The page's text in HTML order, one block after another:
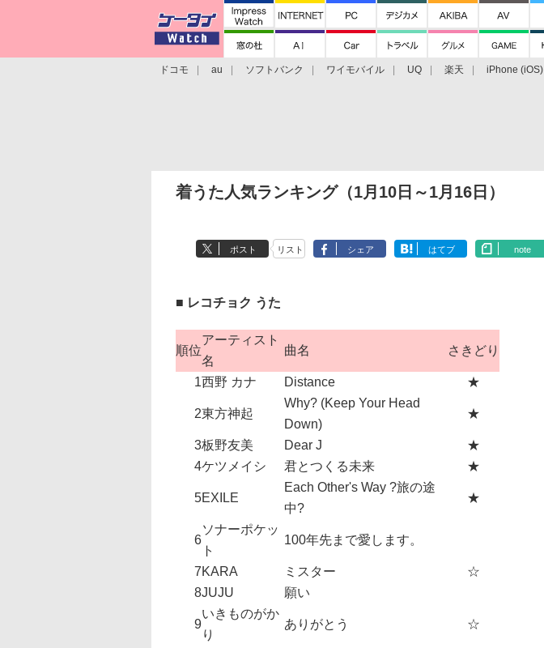
ドコモ au ソフトバンク ワイモバイル UQ 楽天 iPhone (iOS)
着うた人気ランキング（1月10日～1月16日）
ポスト リスト シェア はてブ note
■ レコチョク うた
順位
アーティスト
名
曲名 さきどり
1西野 カナ Distance ★
2東方神起
Why? (Keep Your Head
Down)
★
3板野友美 Dear J
★
4ケツメイシ 君とつくる未来 ★
5EXILE
Each Other's Way ?旅の途
中?
★
6
ソナーポケッ
ト
100年先まで愛します。
7KARA ミスター
☆
8JUJU 願い
9
いきものがか
り
ありがとう ☆